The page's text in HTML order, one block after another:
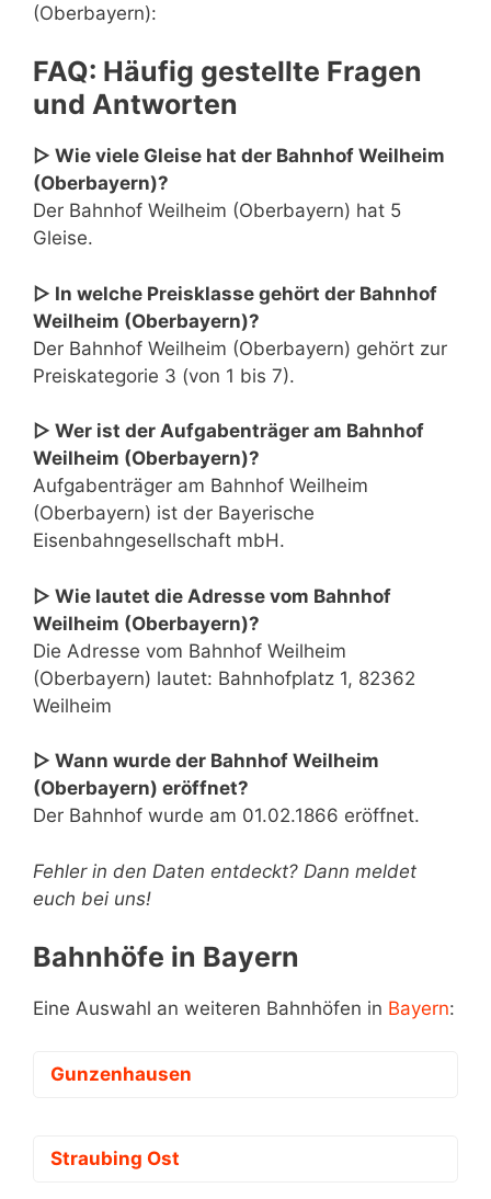
(Oberbayern):
FAQ: Häufig gestellte Fragen
und Antworten
▷ Wie viele Gleise hat der Bahnhof Weilheim
(Oberbayern)?
Der Bahnhof Weilheim (Oberbayern) hat 5
Gleise.
▷ In welche Preisklasse gehört der Bahnhof
Weilheim (Oberbayern)?
Der Bahnhof Weilheim (Oberbayern) gehört zur
Preiskategorie 3 (von 1 bis 7).
▷ Wer ist der Aufgabenträger am Bahnhof
Weilheim (Oberbayern)?
Aufgabenträger am Bahnhof Weilheim
(Oberbayern) ist der Bayerische
Eisenbahngesellschaft mbH.
▷ Wie lautet die Adresse vom Bahnhof
Weilheim (Oberbayern)?
Die Adresse vom Bahnhof Weilheim
(Oberbayern) lautet: Bahnhofplatz 1, 82362
Weilheim
▷ Wann wurde der Bahnhof Weilheim
(Oberbayern) eröffnet?
Der Bahnhof wurde am 01.02.1866 eröffnet.
Fehler in den Daten entdeckt? Dann meldet
euch bei uns!
Bahnhöfe in Bayern
Eine Auswahl an weiteren Bahnhöfen in Bayern:
Gunzenhausen
Straubing Ost